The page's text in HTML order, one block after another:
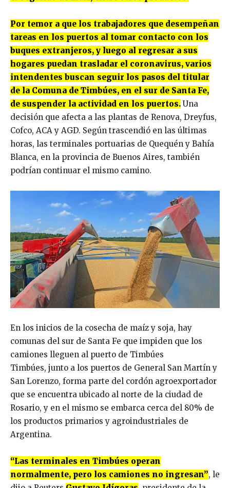
Por temor a que los trabajadores que desempeñan
tareas en los puertos al tomar contacto con los
buques extranjeros, y luego al regresar a sus
hogares puedan trasladar el coronavirus, varios
intendentes buscan seguir los pasos del titular
de la Comuna de Timbúes, en el sur de Santa Fe,
de suspender la actividad en los puertos. Una
decisión que afecta a las plantas de Renova, Dreyfus,
Cofco, ACA y AGD. Según trascendió en las últimas
horas, las terminales portuarias de Quequén y Bahía
Blanca, en la provincia de Buenos Aires, también
podrían continuar el mismo camino.
En los inicios de la cosecha de maíz y soja, hay
comunas del sur de Santa Fe que impiden que los
camiones lleguen al puerto de Timbúes
Timbúes, junto a los puertos de General San Martín y
San Lorenzo, forma parte del cordón agroexportador
que se encuentra ubicado al norte de la ciudad de
Rosario, y en el mismo se embarca cerca del 80% de
los productos primarios y agroindustriales de
Argentina.
“Las terminales en Timbúes operan
normalmente, pero los camiones no ingresan”, le